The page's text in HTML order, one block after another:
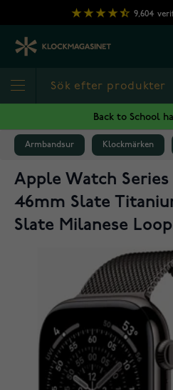
Hoppa till innehållet
9,604
Back to School
Armbandsur Klockmärken
Apple Watch Series
46mm Slate
Slate Milanese